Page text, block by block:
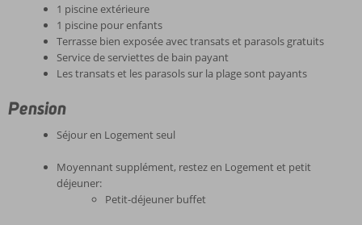
1 piscine extérieure
1 piscine pour enfants
Terrasse bien exposée avec transats et parasols gratuits
Service de serviettes de bain payant
Les transats et les parasols sur la plage sont payants
Pension
Séjour en Logement seul
Moyennant supplément, restez en Logement et petit
déjeuner:
Petit-déjeuner buffet